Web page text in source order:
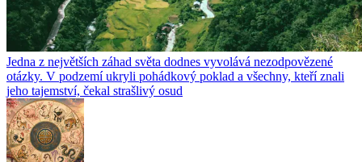
Jedna z největších záhad světa dodnes vyvolává nezodpovězené
otázky. V podzemí ukryli pohádkový poklad a všechny, kteří znali
jeho tajemství, čekal strašlivý osud